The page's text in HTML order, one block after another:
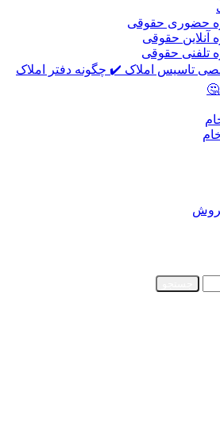
حضوری حقوقی
آنلاین حقوقی
تلفنی حقوقی
تاسیس املاک ✔️ چگونه دفتر املاک